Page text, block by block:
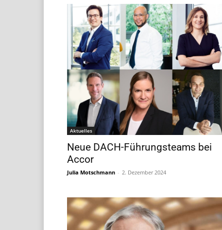
Aktuelles
Neue DACH-Führungsteams bei
Accor
Julia Motschmann - 2. Dezember 2024